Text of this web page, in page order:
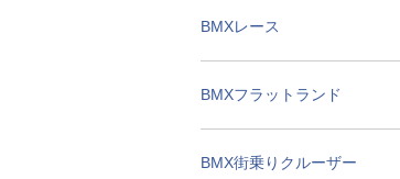
BMXレース
BMXフラットランド
BMX街乗りクルーザー